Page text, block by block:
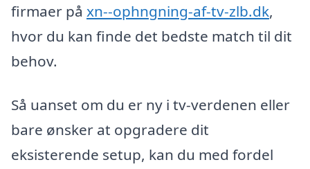
firmaer på xn--ophngning-af-tv-zlb.dk,
hvor du kan finde det bedste match til dit
behov.
Så uanset om du er ny i tv-verdenen eller
bare ønsker at opgradere dit
eksisterende setup, kan du med fordel